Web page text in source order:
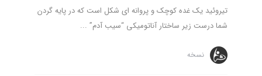
تیروئید یک غده کوچک و پروانه ای شکل است که در پایه گردن
شما درست زیر ساختار آناتومیکی “سیب آدم” ...
نسخه